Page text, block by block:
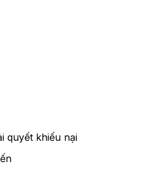
quyết khiếu nại